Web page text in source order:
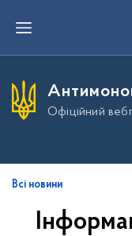
е
и
д
в
Офіційний
Всі новини